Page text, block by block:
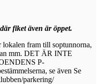
fiket även är öppet.
lokalen fram till soptunnorna,
mm. DET ÄR INTE
P-
se även Se
parkering/